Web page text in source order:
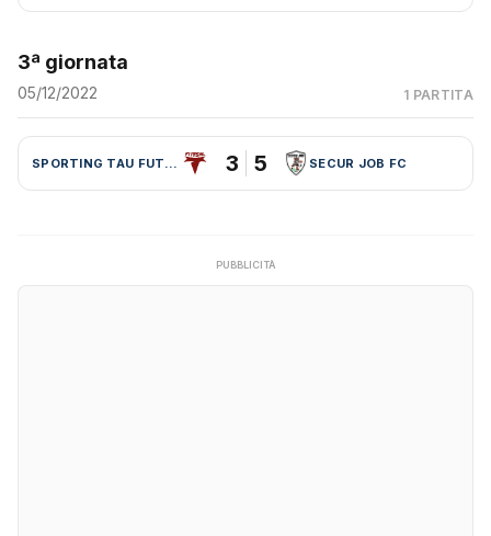
3ª giornata
05/12/2022 1 PARTITA
SPORTING TAU FUTSAL 3 5 SECUR JOB FC
PUBBLICITÀ